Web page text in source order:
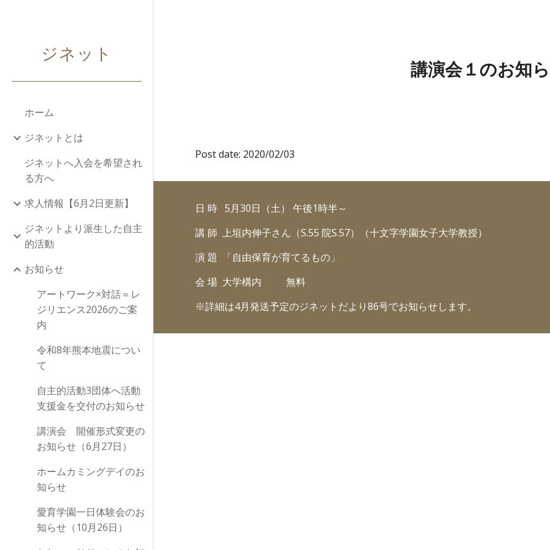
ジネット
ホーム
ジネットとは
ジネットへ入会を希望され
る方へ
求人情報【6月2日更新】
ジネットより派生した自主
的活動
お知らせ
アートワーク×対話＝レ
ジリエンス2026のご案
内
令和8年熊本地震につい
て
自主的活動3団体へ活動
支援金を交付のお知らせ
講演会 開催形式変更の
お知らせ（6月27日）
ホームカミングデイのお
知らせ
愛育学園一日体験会のお
知らせ（10月26日）
講演会１のお知
Post date: 2020/02/03
日 時 5月30日（土） 午後1時半～
講 師 上垣内伸子さん（S.55 院S.57）（十文字学園女子大学教授）
演 題 「自由保育が育てるもの」
会 場 大学構内 無料
※詳細は4月発送予定のジネットだより86号でお知らせします。